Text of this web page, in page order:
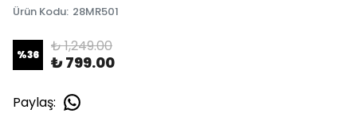
Ürün Kodu: 28MR501
%36 ₺ 1,249.00
₺ 799.00
Paylaş: